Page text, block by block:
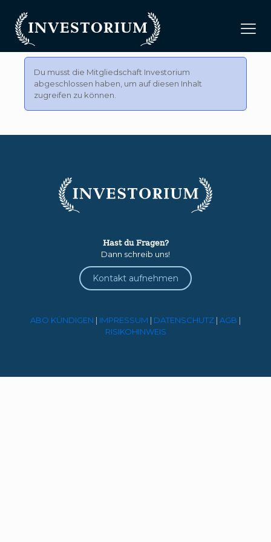
Du musst die Mitgliedschaft Investorium
abgeschlossen haben, um auf diesen Inhalt
zugreifen zu können.
Hast du Fragen?
Dann schreib uns!
Kontakt aufnehmen
ABO KÜNDIGEN | IMPRESSUM | DATENSCHUTZ | AGB |
RISIKOHINWEIS